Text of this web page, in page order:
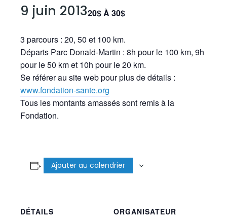
9 juin 201320$ À 30$
3 parcours : 20, 50 et 100 km.
Départs Parc Donald-Martin : 8h pour le 100 km, 9h
pour le 50 km et 10h pour le 20 km.
Se référer au site web pour plus de détails :
www.fondation-sante.org
Tous les montants amassés sont remis à la
Fondation.
Ajouter au calendrier
DÉTAILS
ORGANISATEUR